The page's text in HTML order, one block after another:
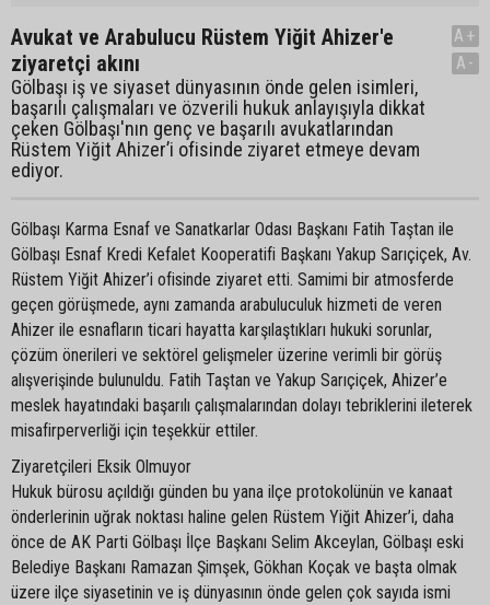
Avukat ve Arabulucu Rüstem Yiğit Ahizer'e
ziyaretçi akını
Gölbaşı iş ve siyaset dünyasının önde gelen isimleri,
başarılı çalışmaları ve özverili hukuk anlayışıyla dikkat
çeken Gölbaşı'nın genç ve başarılı avukatlarından
Rüstem Yiğit Ahizer’i ofisinde ziyaret etmeye devam
ediyor.
A+
A-
Gölbaşı Karma Esnaf ve Sanatkarlar Odası Başkanı Fatih Taştan ile
Gölbaşı Esnaf Kredi Kefalet Kooperatifi Başkanı Yakup Sarıçiçek, Av.
Rüstem Yiğit Ahizer’i ofisinde ziyaret etti. Samimi bir atmosferde
geçen görüşmede, aynı zamanda arabuluculuk hizmeti de veren
Ahizer ile esnafların ticari hayatta karşılaştıkları hukuki sorunlar,
çözüm önerileri ve sektörel gelişmeler üzerine verimli bir görüş
alışverişinde bulunuldu. Fatih Taştan ve Yakup Sarıçiçek, Ahizer’e
meslek hayatındaki başarılı çalışmalarından dolayı tebriklerini ileterek
misafirperverliği için teşekkür ettiler.
Ziyaretçileri Eksik Olmuyor
Hukuk bürosu açıldığı günden bu yana ilçe protokolünün ve kanaat
önderlerinin uğrak noktası haline gelen Rüstem Yiğit Ahizer’i, daha
önce de AK Parti Gölbaşı İlçe Başkanı Selim Akceylan, Gölbaşı eski
Belediye Başkanı Ramazan Şimşek, Gökhan Koçak ve başta olmak
üzere ilçe siyasetinin ve iş dünyasının önde gelen çok sayıda ismi